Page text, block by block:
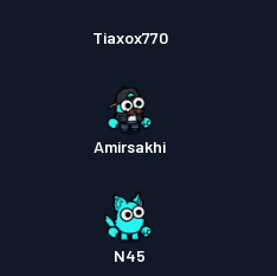
Tiaxox770
Amirsakhi
N45